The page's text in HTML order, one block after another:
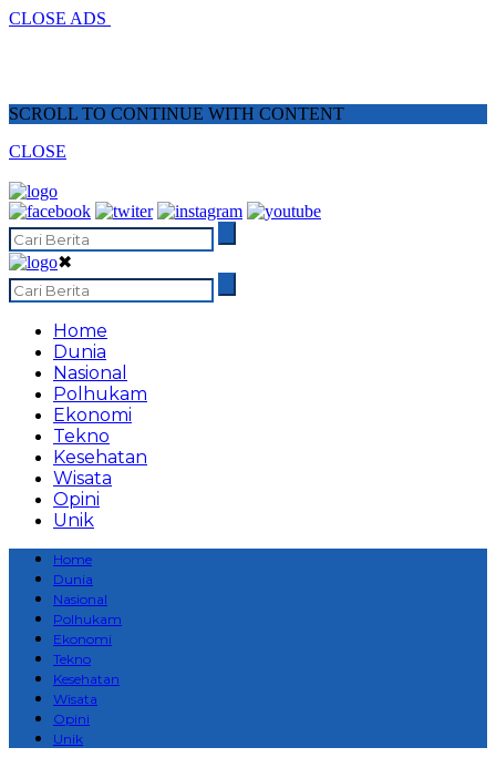
CLOSE ADS
SCROLL TO CONTINUE WITH CONTENT
CLOSE
✖
Home
Dunia
Nasional
Polhukam
Ekonomi
Tekno
Kesehatan
Wisata
Opini
Unik
Home
Dunia
Nasional
Polhukam
Ekonomi
Tekno
Kesehatan
Wisata
Opini
Unik